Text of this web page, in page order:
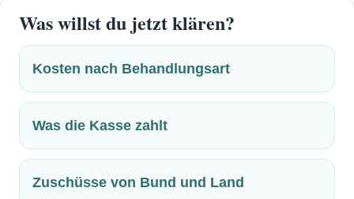
Was willst du jetzt klären?
Kosten nach Behandlungsart
Was die Kasse zahlt
Zuschüsse von Bund und Land